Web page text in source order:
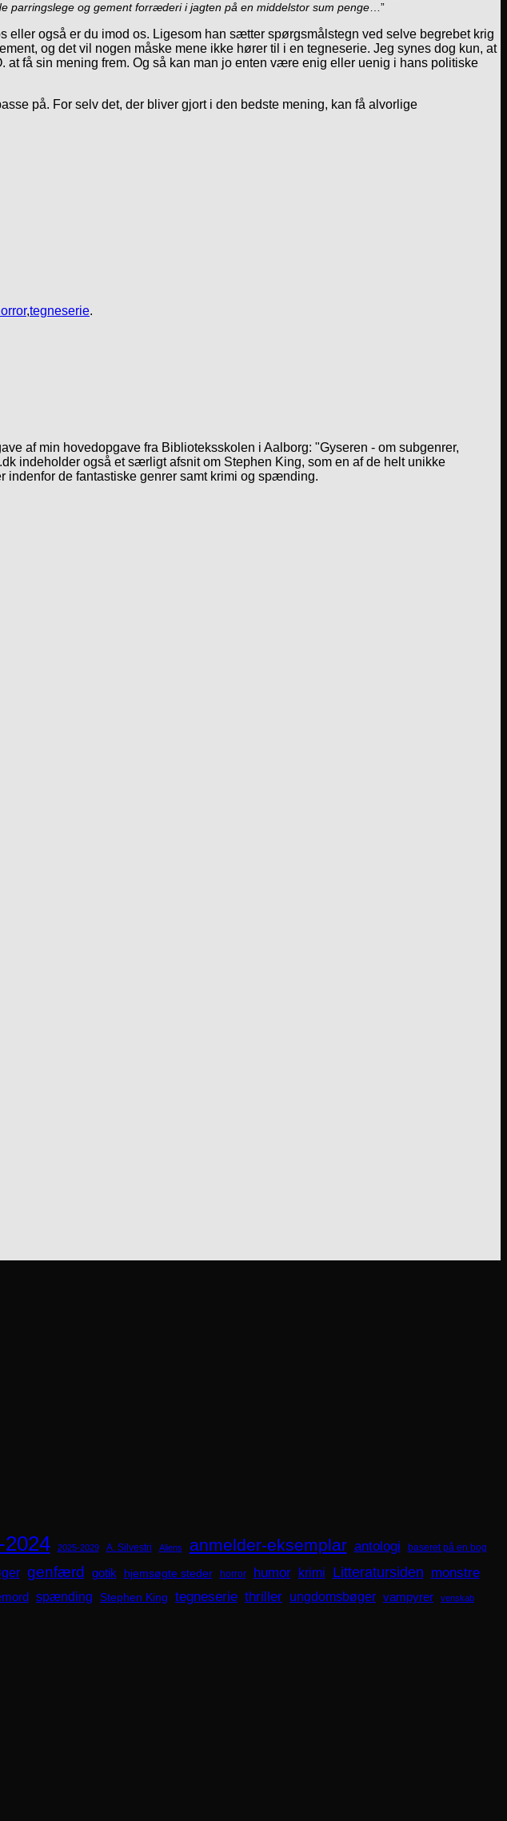
parringslege og gement forræderi i jagten på en middelstor sum penge …”
eller også er du imod os. Ligesom han sætter spørgsmålstegn ved selve begrebet krig
og det vil nogen måske mene ikke hører til i en tegneserie. Jeg synes dog kun, at
få sin mening frem. Og så kan man jo enten være enig eller uenig i hans politiske
på. For selv det, der bliver gjort i den bedste mening, kan få alvorlige
,tegneserie.
af min hovedopgave fra Biblioteksskolen i Aalborg: "Gyseren - om subgenrer,
indeholder også et særligt afsnit om Stephen King, som en af de helt unikke
indenfor de fantastiske genrer samt krimi og spænding.
2024 2025-2029 A. Silvestri Aliens anmelder-eksemplar antologi baseret på en bog
genfærd gotik hjemsøgte steder horror humor krimi Litteratursiden monstre
spænding Stephen King tegneserie thriller ungdomsbøger vampyrer venskab